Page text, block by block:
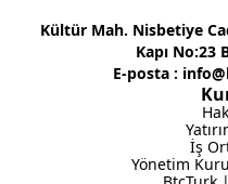
Kültür Mah. Nisbetiye
Kapı
E-posta :
İş
Yönetim